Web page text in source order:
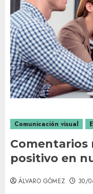
Comunicación visual
positivo en
ÁLVARO GÓMEZ 30/